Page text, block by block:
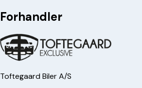
Forhandler
Toftegaard Biler A/S